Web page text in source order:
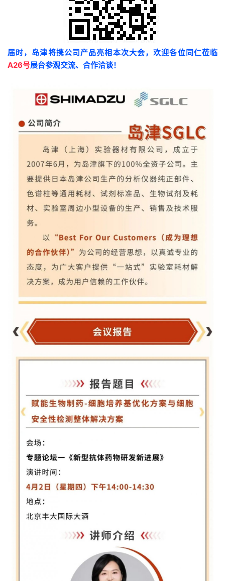
届时， 岛津将携公司产品亮相本次大会，欢迎各位同仁莅临
A26号展台参观交流、合作洽谈！